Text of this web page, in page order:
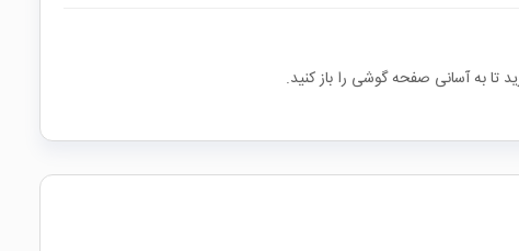
تا به آسانی صفحه گوشی را باز کنید.